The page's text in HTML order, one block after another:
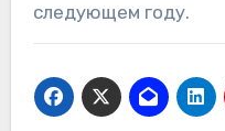
следующем году.